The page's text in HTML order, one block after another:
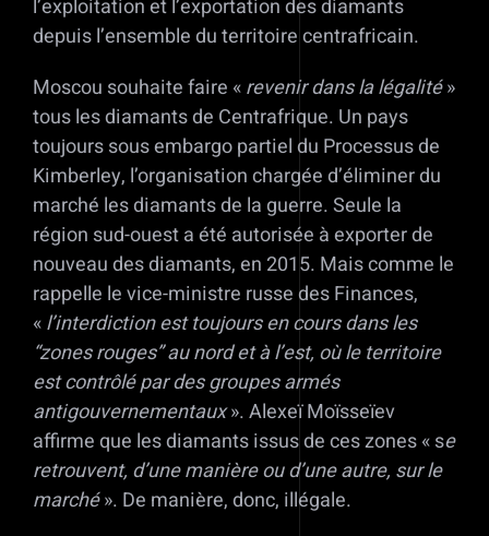
l’exploitation et l’exportation des diamants
depuis l’ensemble du territoire centrafricain.
Moscou souhaite faire «revenir dans la légalité»
tous les diamants de Centrafrique. Un pays
toujours sous embargo partiel du Processus de
Kimberley, l’organisation chargée d’éliminer du
marché les diamants de la guerre. Seule la
région sud-ouest a été autorisée à exporter de
nouveau des diamants, en 2015. Mais comme le
rappelle le vice-ministre russe des Finances,
«l’interdiction est toujours en cours dans les
“zones rouges” au nord et à l’est, où le territoire
est contrôlé par des groupes armés
antigouvernementaux». Alexeï Moïsseïev
affirme que les diamants issus de ces zones « se
retrouvent, d’une manière ou d’une autre, sur le
marché». De manière, donc, illégale.